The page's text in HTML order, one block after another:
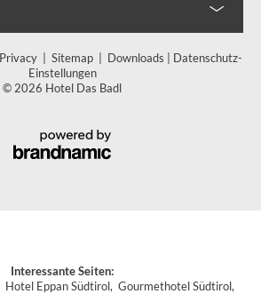
Privacy| Sitemap| Downloads
Datenschutz-
Einstellungen
© 2026 Hotel Das Badl
Interessante Seiten:
Hotel Eppan Südtirol , Gourmethotel Südtirol ,